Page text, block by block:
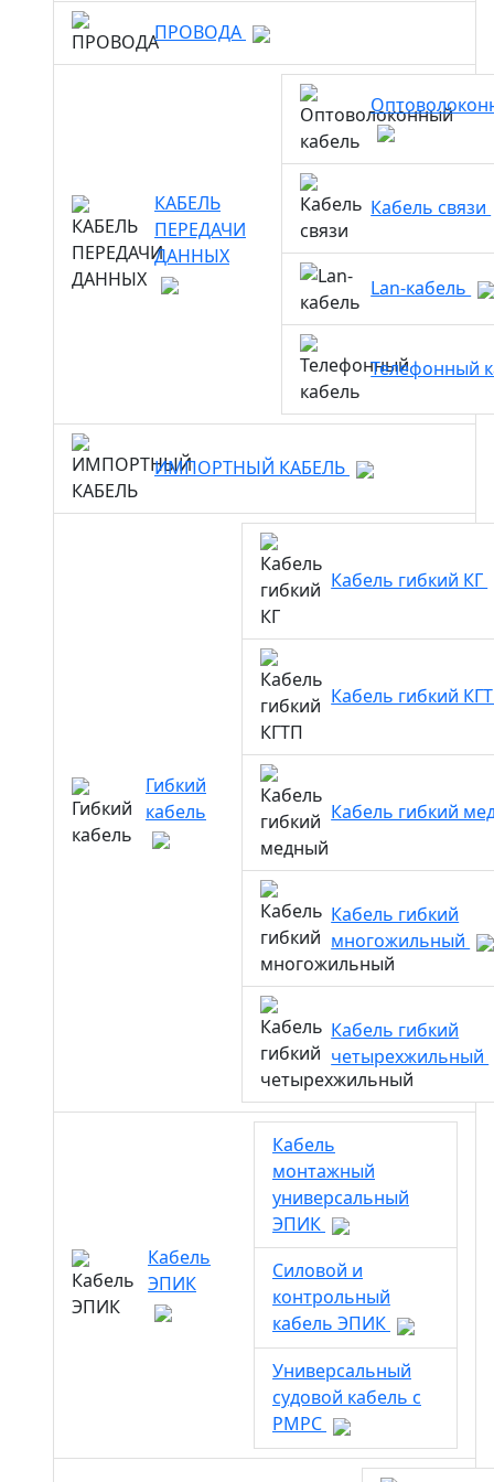
ПРОВОДА
КАБЕЛЬ
ПЕРЕДАЧИ
ДАННЫХ
Кабель связи
Lan-кабель
Телефонный
ИМПОРТНЫЙ КАБЕЛЬ
Гибкий
кабель
Кабель гибкий КГ
Кабель гибкий
Кабель гибкий
Кабель гибкий
многожильный
Кабель гибкий
четырехжильный
Кабель
ЭПИК
Кабель
монтажный
универсальный
ЭПИК
Силовой и
контрольный
кабель ЭПИК
Универсальный
судовой кабель с
РМРС